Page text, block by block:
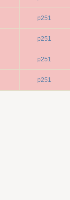
p251
p251
p251
p251